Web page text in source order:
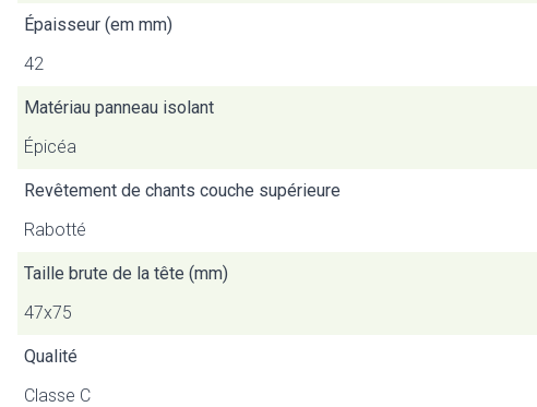
Épaisseur (em mm)
42
Matériau panneau isolant
Épicéa
Revêtement de chants couche supérieure
Rabotté
Taille brute de la tête (mm)
47x75
Qualité
Classe C